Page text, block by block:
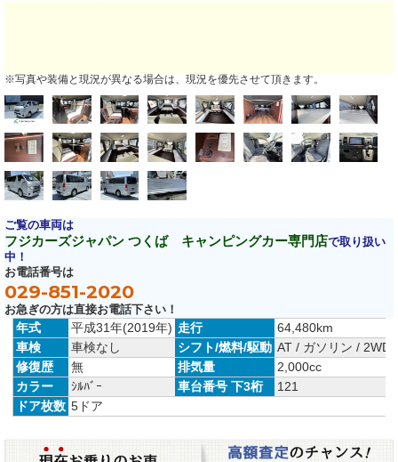
年式 平成31年(2019年) 走行
64,480km
車検
車検なし シフト/燃料/駆動 AT / ガソリン / 2WD
修復歴
無 排気量
2,000cc
カラー
ｼﾙﾊﾞｰ 車台番号 下3桁
121
ドア枚数 5ドア
ご覧の車両は
フジカーズジャパン つくば キャンピングカー専門店で取り扱い
中！
お電話番号は
029-851-2020
お急ぎの方は直接お電話下さい！
※写真や装備と現況が異なる場合は、現況を優先させて頂きます。